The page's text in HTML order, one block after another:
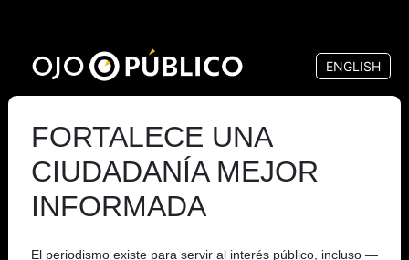
contenido
principal
ENGLISH
FORTALECE UNA
CIUDADANÍA MEJOR
INFORMADA
El periodismo existe para servir al interés público, incluso —